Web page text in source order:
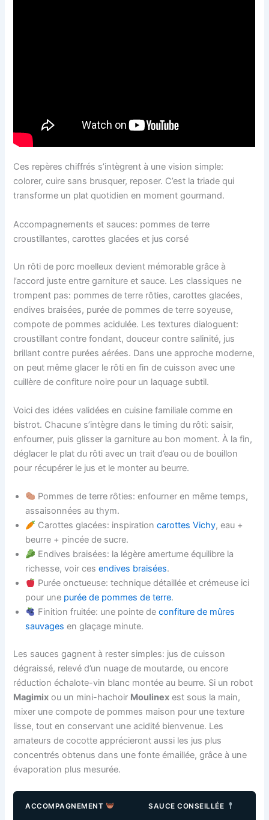
Ces repères chiffrés s’intègrent à une vision simple:
colorer, cuire sans brusquer, reposer. C’est la triade qui
transforme un plat quotidien en moment gourmand.
Accompagnements et sauces: pommes de terre
croustillantes, carottes glacées et jus corsé
Un rôti de porc moelleux devient mémorable grâce à
l’accord juste entre garniture et sauce. Les classiques ne
trompent pas: pommes de terre rôties, carottes glacées,
endives braisées, purée de pommes de terre soyeuse,
compote de pommes acidulée. Les textures dialoguent:
croustillant contre fondant, douceur contre salinité, jus
brillant contre purées aérées. Dans une approche moderne,
on peut même glacer le rôti en fin de cuisson avec une
cuillère de confiture noire pour un laquage subtil.
Voici des idées validées en cuisine familiale comme en
bistrot. Chacune s’intègre dans le timing du rôti: saisir,
enfourner, puis glisser la garniture au bon moment. À la fin,
déglacer le plat du rôti avec un trait d’eau ou de bouillon
pour récupérer le jus et le monter au beurre.
Pommes de terre rôties: enfourner en même temps,
assaisonnées au thym.
Carottes glacées: inspirationcarottes Vichy, eau +
beurre + pincée de sucre.
Endives braisées: la légère amertume équilibre la
richesse, voir cesendives braisées.
Purée onctueuse: technique détaillée et crémeuse ici
pour une purée de pommes de terre.
Finition fruitée: une pointe deconfiture de mûres
sauvages en glaçage minute.
Les sauces gagnent à rester simples: jus de cuisson
dégraissé, relevé d’un nuage de moutarde, ou encore
réduction échalote-vin blanc montée au beurre. Si un robot
Magimix ou un mini-hachoir Moulinex est sous la main,
mixer une compote de pommes maison pour une texture
lisse, tout en conservant une acidité bienvenue. Les
amateurs de cocotte apprécieront aussi les jus plus
concentrés obtenus dans une fonte émaillée, grâce à une
évaporation plus mesurée.
ACCOMPAGNEMENT SAUCE CONSEILLÉE